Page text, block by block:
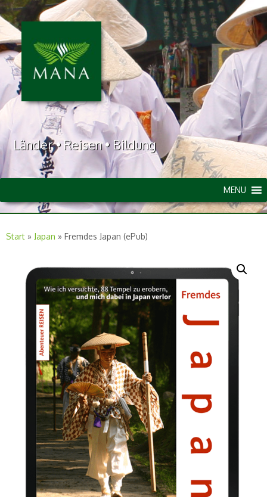
Länder • Reisen • Bildung
MENU
Start » Japan » Fremdes Japan (ePub)